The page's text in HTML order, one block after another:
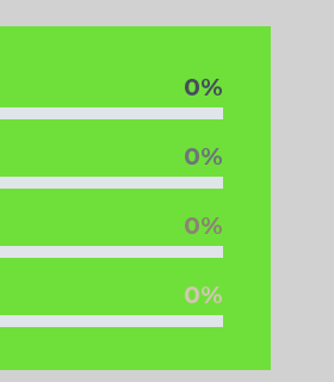
0%
0%
0%
0%